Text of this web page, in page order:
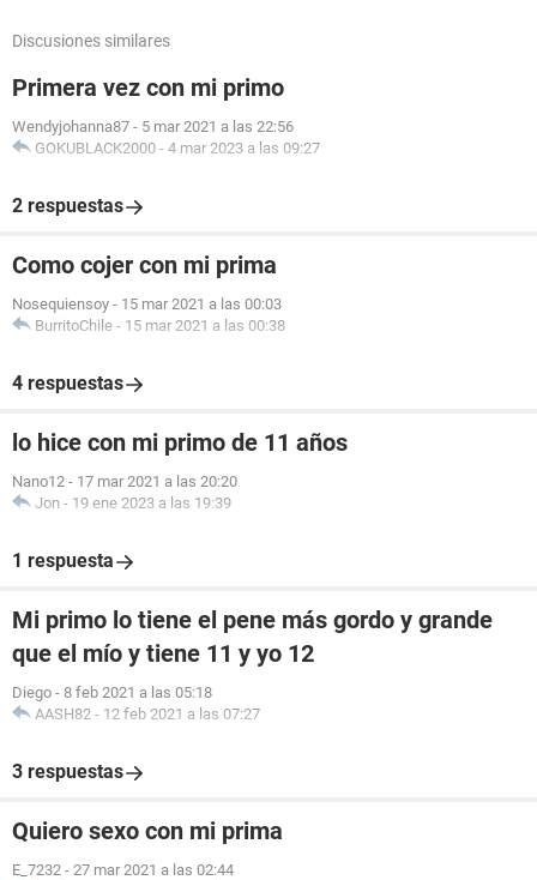
Discusiones similares
Primera vez con mi primo
Wendyjohanna87 - 5 mar 2021 a las 22:56
GOKUBLACK2000 - 4 mar 2023 a las 09:27
2 respuestas
Como cojer con mi prima
Nosequiensoy - 15 mar 2021 a las 00:03
BurritoChile - 15 mar 2021 a las 00:38
4 respuestas
lo hice con mi primo de 11 años
Nano12 - 17 mar 2021 a las 20:20
Jon - 19 ene 2023 a las 19:39
1 respuesta
Mi primo lo tiene el pene más gordo y grande
que el mío y tiene 11 y yo 12
Diego - 8 feb 2021 a las 05:18
AASH82 - 12 feb 2021 a las 07:27
3 respuestas
Quiero sexo con mi prima
E_7232 - 27 mar 2021 a las 02:44